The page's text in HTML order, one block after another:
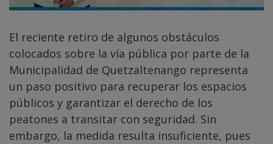
El reciente retiro de algunos obstáculos
colocados sobre la vía pública por parte de la
Municipalidad de Quetzaltenango representa
un paso positivo para recuperar los espacios
públicos y garantizar el derecho de los
peatones a transitar con seguridad. Sin
embargo, la medida resulta insuficiente, pues